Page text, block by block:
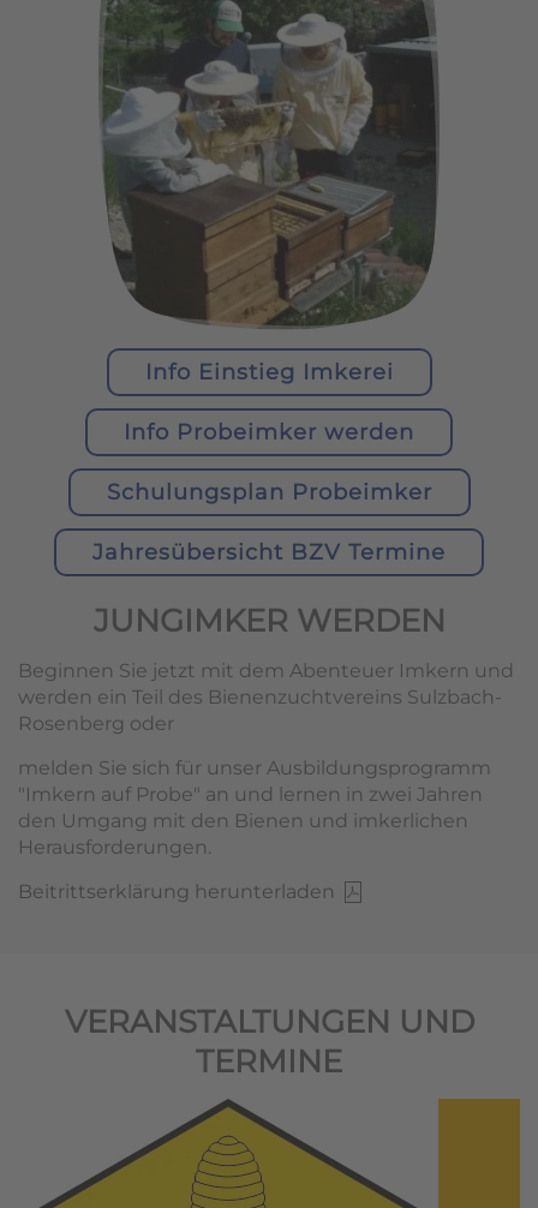
Info Einstieg Imkerei
Info Probeimker werden
Schulungsplan Probeimker
Jahresübersicht BZV Termine
JUNGIMKER WERDEN
Beginnen Sie jetzt mit dem Abenteuer Imkern und
werden ein Teil des Bienenzuchtvereins Sulzbach-
Rosenberg oder
melden Sie sich für unser Ausbildungsprogramm
"Imkern auf Probe" an und lernen in zwei Jahren
den Umgang mit den Bienen und imkerlichen
Herausforderungen.
Beitrittserklärung herunterladen
VERANSTALTUNGEN UND
TERMINE